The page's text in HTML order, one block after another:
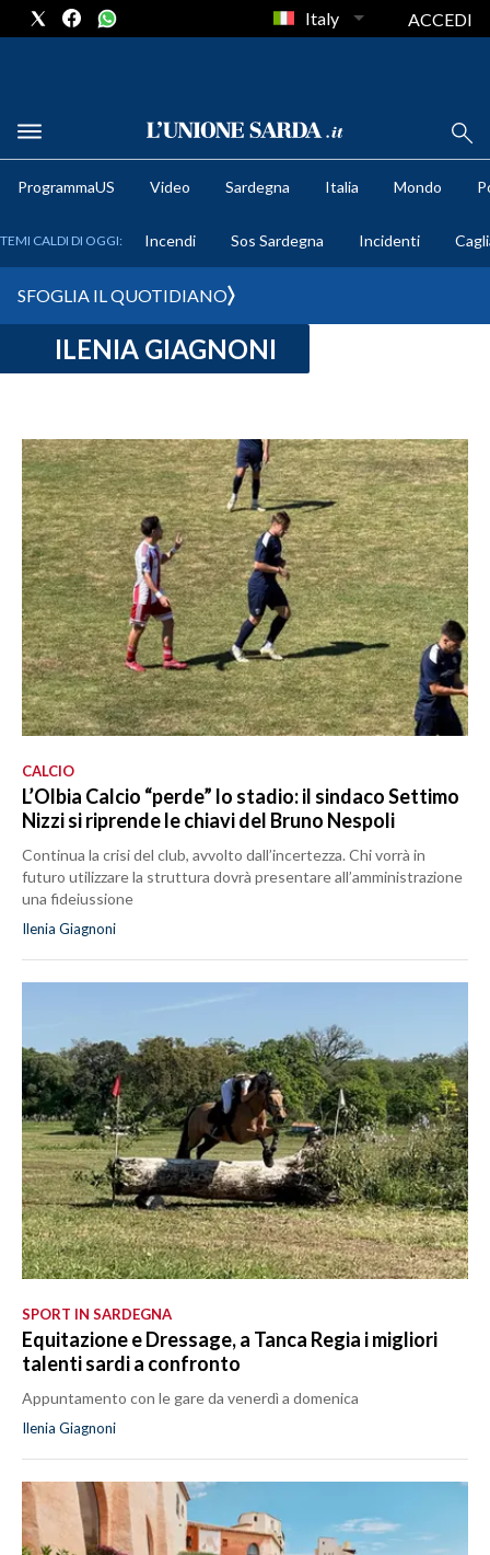
METEO
SULCIS IGLESIENTE
MEDIO CAMPIDANO
ORISTANO E PROVINCIA
SASSARI E PROVINCIA
GALLURA
NUORO E PROVINCIA
OGLIASTRA
AGENDA
ITALIA
MONDO
POLITICA
ECONOMIA
BANDI
SPORT IN SARDEGNA
SPORT
RISULTATI E CLASSIFICHE
CALCIO
CALCIO REGIONALE
BASKET
VOLLEY
MOTORI
SPETTACOLI
Italy ACCEDI
ProgrammaUS Video Sardegna Italia Mondo
TEMI CALDI DI OGGI: Incendi Sos Sardegna Incidenti
SFOGLIA IL QUOTIDIANO
ILENIA GIAGNONI
CALCIO
L’Olbia Calcio “perde” lo stadio: il sindaco Settimo
Nizzi si riprende le chiavi del Bruno Nespoli
Continua la crisi del club, avvolto dall’incertezza. Chi vorrà in
futuro utilizzare la struttura dovrà presentare all’amministrazione
una fideiussione
Ilenia Giagnoni
SPORT IN SARDEGNA
Equitazione e Dressage, a Tanca Regia i migliori
talenti sardi a confronto
Appuntamento con le gare da venerdì a domenica
Ilenia Giagnoni